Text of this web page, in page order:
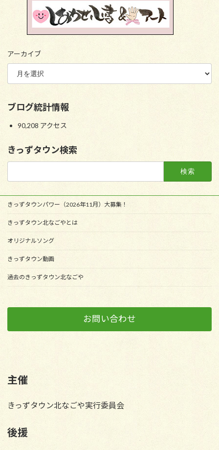
アーカイブ
ブログ統計情報
90,208 アクセス
きっずタウン検索
きっずタウンパワー（2026年11月）大募集！
きっずタウン北なごやとは
オリジナルソング
きっずタウン動画
過去のきっずタウン北なごや
お問い合わせ
主催
きっずタウン北なごや実行委員会
後援